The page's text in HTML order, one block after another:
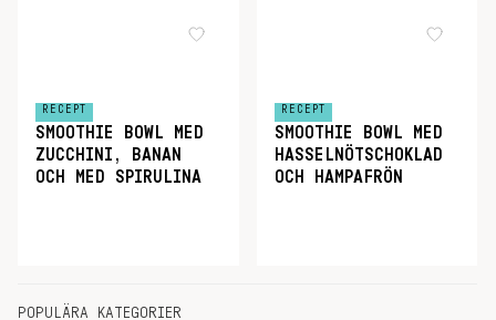
RECEPT
SMOOTHIE BOWL MED
ZUCCHINI, BANAN
OCH MED SPIRULINA
RECEPT
SMOOTHIE BOWL MED
HASSELNÖTSCHOKLAD
OCH HAMPAFRÖN
POPULÄRA KATEGORIER